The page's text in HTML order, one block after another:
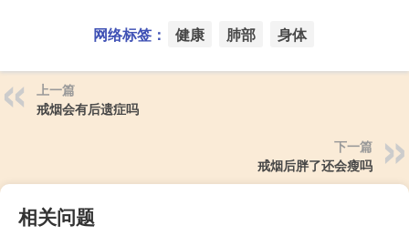
网络标签： 健康 肺部 身体
上一篇
戒烟会有后遗症吗
下一篇
戒烟后胖了还会瘦吗
相关问题